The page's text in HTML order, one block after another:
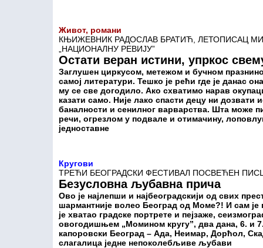
Живот, романи
КЊИЖЕВНИК РАДОСЛАВ БРАТИЋ, ЛЕТОПИСАЦ
„НАЦИОНАЛНУ РЕВИЈУ”
Остати веран истини, упркос
Заглушен циркусом, метежом и бучном
самој литератури. Тешко је рећи где је данас
му се све догодило. Ако схватимо нарав
казати само. Није лако спасти децу ни дозвати
баналности и сенилног варварства. Шта може
речи, огрезлом у подвале и отимачину,
једноставне
Кругови
ТРЕЋИ БЕОГРАДСКИ ФЕСТИВАЛ ПОСВЕЋЕН
Безусловна љубавна прича
Ово је најлепши и најбеоградскији од свих
шармантније волео Београд од Моме?! И сам је
је хватао градске портрете и пејзаже,
овогодишњем „Момином кругу”, два дана, 6. и
капоровски Београд – Ада, Неимар, Дорћол,
слагалица једне непоколебљиве љубави